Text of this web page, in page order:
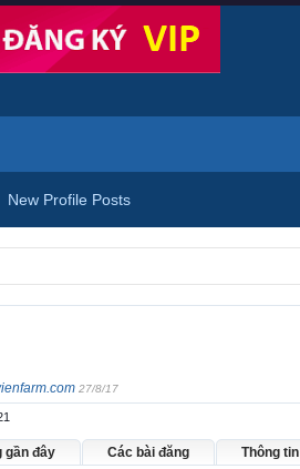
27/8/17
gần đây Các bài đăng Thông tin
New Profile Posts